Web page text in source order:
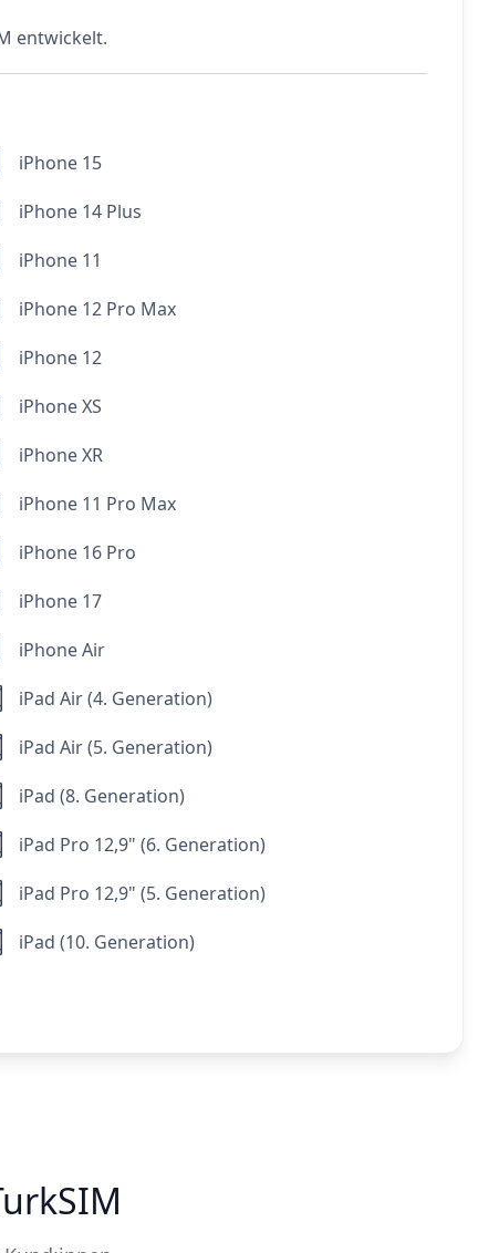
entwickelt.
iPhone 15
iPhone 14 Plus
iPhone 11
iPhone 12 Pro Max
iPhone 12
iPhone XS
iPhone XR
iPhone 11 Pro Max
iPhone 16 Pro
iPhone 17
iPhone Air
iPad Air (4. Generation)
iPad Air (5. Generation)
iPad (8. Generation)
iPad Pro 12,9" (6. Generation)
iPad Pro 12,9" (5. Generation)
iPad (10. Generation)